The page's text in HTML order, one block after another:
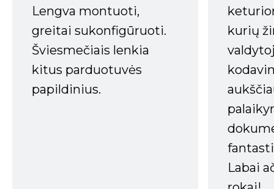
Lengva montuoti,
greitai sukonfigūruoti.
Šviesmečiais lenkia
kitus parduotuvės
papildinius.
kurių
Labai